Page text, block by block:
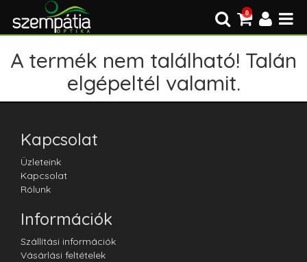
0
A termék nem található! Talán
elgépeltél valamit.
Kapcsolat
Üzleteink
Kapcsolat
Rólunk
Információk
Szállítási információk
Vásárlási feltételek